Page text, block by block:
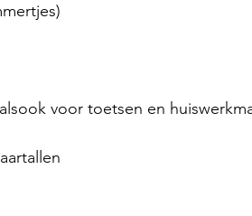
voor toetsen en